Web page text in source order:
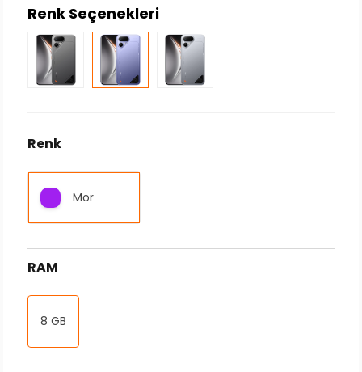
Renk Seçenekleri
Renk
Mor
RAM
8 GB